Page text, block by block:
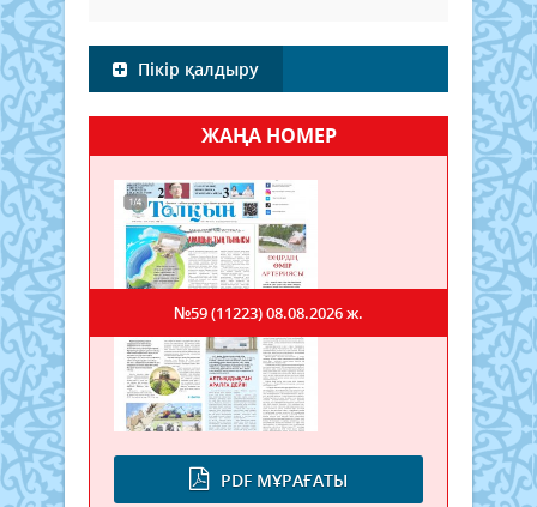
Пікір қалдыру
ЖАҢА НОМЕР
PDF МҰРАҒАТЫ
№59 (11223)08.08.2026 ж.